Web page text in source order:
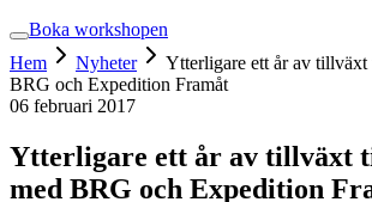
Boka workshopen
Hem
Nyheter
Ytterligare ett år av tillväxt
BRG och Expedition Framåt
06 februari 2017
Ytterligare ett år av tillväxt
med BRG och Expedition